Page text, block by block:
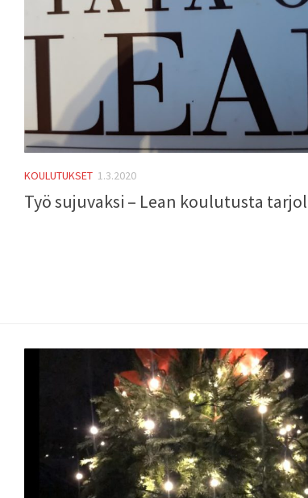
KOULUTUKSET 1.3.2020
Työ sujuvaksi – Lean koulutusta